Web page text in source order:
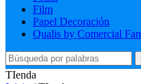
Film
Papel Decoración
Qualis by Comercial
TIenda